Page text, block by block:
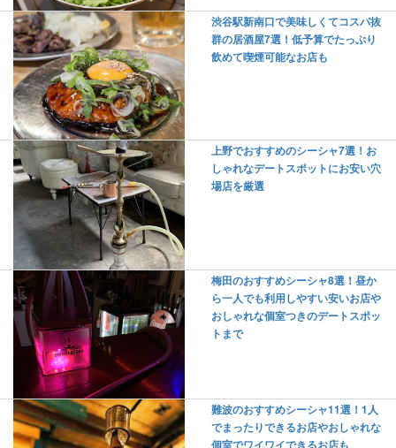
渋谷駅新南口で美味しくてコスパ抜
群の居酒屋7選！低予算でたっぷり
飲めて喫煙可能なお店も
上野でおすすめのシーシャ7選！お
しゃれなデートスポットにお安い穴
場店を厳選
梅田のおすすめシーシャ8選！昼か
ら一人でも利用しやすい安いお店や
おしゃれな個室つきのデートスポッ
トまで
難波のおすすめシーシャ11選！1人
でまったりできるお店やおしゃれな
個室でワイワイできるお店も